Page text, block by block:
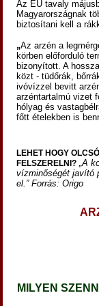
Az EU tavaly
Magyarországnak
biztosítani kell a
„Az arzén a
körben előforduló
bizonyított. A
közt - tüdőrák,
ivóvízzel bevitt
arzéntartalmú vizet
hólyag és
főtt ételekben is
LEHET HOGY
FELSZERELNI? „A
vízminőségét javító
el.” Forrás: Origo
MILYEN